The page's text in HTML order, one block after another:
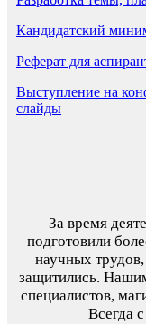
Кандидатский
Реферат для
Выступление на
слайды
За время
подготовили
научных трудов,
защитились.
специалистов,
Всегда